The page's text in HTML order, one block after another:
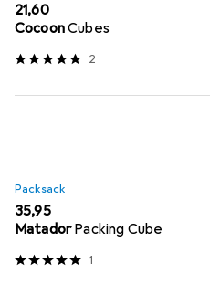
EUR
21,60
CocoonCubes
2
Packsack
EUR
35,95
MatadorPacking Cube
1